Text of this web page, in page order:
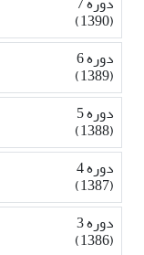
(1390)
دوره 6
(1389)
دوره 5
(1388)
دوره 4
(1387)
دوره 3
(1386)